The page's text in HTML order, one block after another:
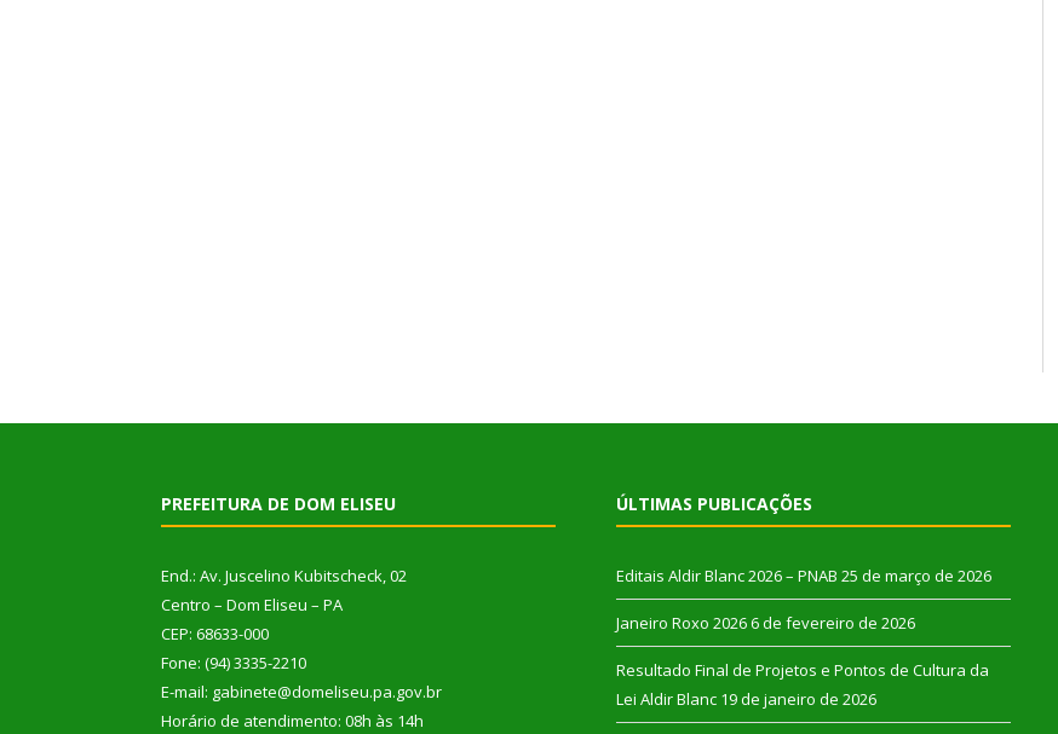
PREFEITURA DE DOM ELISEU
End.: Av. Juscelino Kubitscheck, 02
Centro – Dom Eliseu – PA
CEP: 68633-000
Fone: (94) 3335-2210
E-mail: gabinete@domeliseu.pa.gov.br
Horário de atendimento: 08h às 14h
ÚLTIMAS PUBLICAÇÕES
Editais Aldir Blanc 2026 – PNAB 25 de março de 2026
Janeiro Roxo 2026 6 de fevereiro de 2026
Resultado Final de Projetos e Pontos de Cultura da
Lei Aldir Blanc 19 de janeiro de 2026